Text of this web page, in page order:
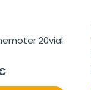
20vial